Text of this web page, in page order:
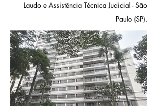
Laudo e Assistência Técnica Judicial - São
Paulo (SP).